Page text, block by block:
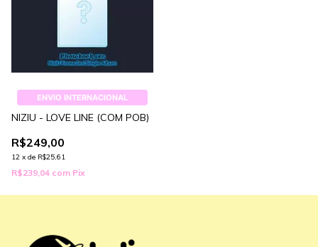
ENVIO INTERNACIONAL
NIZIU - LOVE LINE (COM POB)
R$249,00
12 x de R$25,61
R$239,04 com Pix